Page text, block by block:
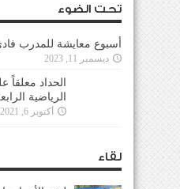
تحت الضوء
أسبوع معايشة للمدرب
ديسمبر 11, 2023
الحداد معلقاً
الرياضية
أكتوبر 6, 2021
لقاء